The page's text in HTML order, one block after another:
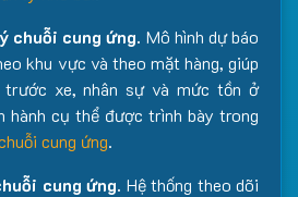
chuỗi cung ứng. Mô hình dự báo
khu vực và theo mặt hàng, giúp
trước xe, nhân sự và mức tồn ở
hành cụ thể được trình bày trong
cung ứng.
cung ứng. Hệ thống theo dõi